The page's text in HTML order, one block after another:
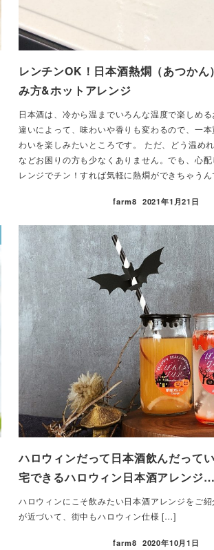
レンチンOK！日本酒熱燗（あつかん
み方&ホットアレンジ
日本酒は、冷から温までいろんな温度で楽しめ
違いによって、味わいや香りも変わるので、一
わいを楽しみたいところです。 ただ、どう温め
などお困りの方も少なくありません。でも、心配
レンジでチン！すれば気軽に熱燗ができちゃうん
farm8 2021年1月21日
ハロウィンだって日本酒飲んだって
宅できるハロウィン日本酒アレンジ…
ハロウィンにこそ飲みたい日本酒アレンジをご
が近づいて、街中もハロウィン仕様 […]
farm8 2020年10月1日